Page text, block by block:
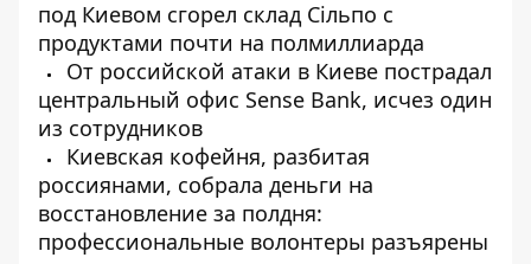
под Киевом сгорел склад Сільпо с
продуктами почти на полмиллиарда
От российской атаки в Киеве пострадал
центральный офис Sense Bank, исчез один
из сотрудников
Киевская кофейня, разбитая
россиянами, собрала деньги на
восстановление за полдня:
профессиональные волонтеры разъярены